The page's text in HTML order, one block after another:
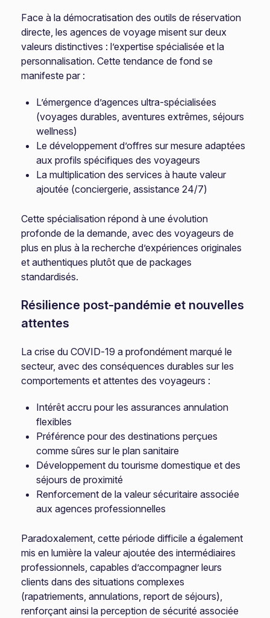
Face à la démocratisation des outils de réservation
directe, les agences de voyage misent sur deux
valeurs distinctives : l’expertise spécialisée et la
personnalisation. Cette tendance de fond se
manifeste par :
L’émergence d’agences ultra-spécialisées
(voyages durables, aventures extrêmes, séjours
wellness)
Le développement d’offres sur mesure adaptées
aux profils spécifiques des voyageurs
La multiplication des services à haute valeur
ajoutée (conciergerie, assistance 24/7)
Cette spécialisation répond à une évolution
profonde de la demande, avec des voyageurs de
plus en plus à la recherche d’expériences originales
et authentiques plutôt que de packages
standardisés.
Résilience post-pandémie et nouvelles
attentes
La crise du COVID-19 a profondément marqué le
secteur, avec des conséquences durables sur les
comportements et attentes des voyageurs :
Intérêt accru pour les assurances annulation
flexibles
Préférence pour des destinations perçues
comme sûres sur le plan sanitaire
Développement du tourisme domestique et des
séjours de proximité
Renforcement de la valeur sécuritaire associée
aux agences professionnelles
Paradoxalement, cette période difficile a également
mis en lumière la valeur ajoutée des intermédiaires
professionnels, capables d’accompagner leurs
clients dans des situations complexes
(rapatriements, annulations, report de séjours),
renforçant ainsi la perception de sécurité associée